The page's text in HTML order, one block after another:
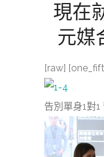
現在
元媒
[raw]
告別單身1對